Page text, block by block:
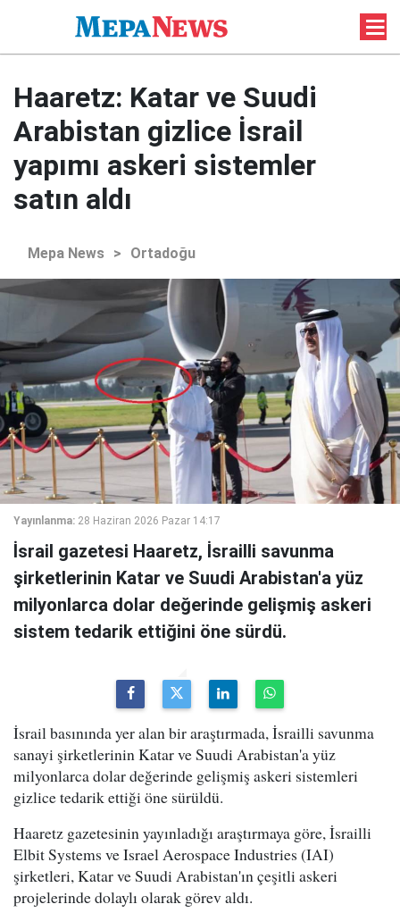
Haaretz: Katar ve Suudi
Arabistan gizlice İsrail
yapımı askeri sistemler
satın aldı
Mepa News > Ortadoğu
Yayınlanma: 28 Haziran 2026 Pazar 14:17
İsrail gazetesi Haaretz, İsrailli savunma
şirketlerinin Katar ve Suudi Arabistan'a yüz
milyonlarca dolar değerinde gelişmiş askeri
sistem tedarik ettiğini öne sürdü.
İsrail basınında yer alan bir araştırmada, İsrailli savunma
sanayi şirketlerinin Katar ve Suudi Arabistan'a yüz
milyonlarca dolar değerinde gelişmiş askeri sistemleri
gizlice tedarik ettiği öne sürüldü.
Haaretz gazetesinin yayınladığı araştırmaya göre, İsrailli
Elbit Systems ve Israel Aerospace Industries (IAI)
şirketleri, Katar ve Suudi Arabistan'ın çeşitli askeri
projelerinde dolaylı olarak görev aldı.